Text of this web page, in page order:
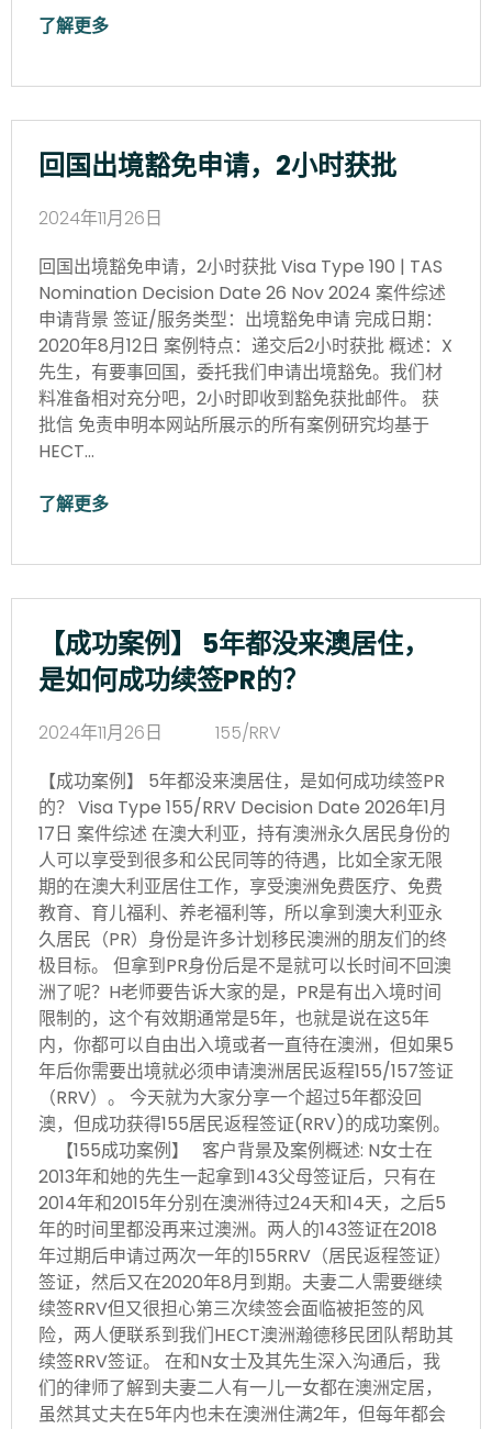
了解更多
回国出境豁免申请，2小时获批
2024年11月26日
回国出境豁免申请，2小时获批 Visa Type 190 | TAS
Nomination Decision Date 26 Nov 2024 案件综述
申请背景 签证/服务类型：出境豁免申请 完成日期：
2020年8月12日 案例特点：递交后2小时获批 概述：X
先生，有要事回国，委托我们申请出境豁免。我们材
料准备相对充分吧，2小时即收到豁免获批邮件。 获
批信 免责申明本网站所展示的所有案例研究均基于
HECT…
了解更多
【成功案例】 5年都没来澳居住，
是如何成功续签PR的？
2024年11月26日
155/RRV
【成功案例】 5年都没来澳居住，是如何成功续签PR
的？ Visa Type 155/RRV Decision Date 2026年1月
17日 案件综述 在澳大利亚，持有澳洲永久居民身份的
人可以享受到很多和公民同等的待遇，比如全家无限
期的在澳大利亚居住工作，享受澳洲免费医疗、免费
教育、育儿福利、养老福利等，所以拿到澳大利亚永
久居民（PR）身份是许多计划移民澳洲的朋友们的终
极目标。 但拿到PR身份后是不是就可以长时间不回澳
洲了呢？H老师要告诉大家的是，PR是有出入境时间
限制的，这个有效期通常是5年，也就是说在这5年
内，你都可以自由出入境或者一直待在澳洲，但如果5
年后你需要出境就必须申请澳洲居民返程155/157签证
（RRV）。 今天就为大家分享一个超过5年都没回
澳，但成功获得155居民返程签证(RRV)的成功案例。
【155成功案例】 客户背景及案例概述: N女士在
2013年和她的先生一起拿到143父母签证后，只有在
2014年和2015年分别在澳洲待过24天和14天，之后5
年的时间里都没再来过澳洲。两人的143签证在2018
年过期后申请过两次一年的155RRV（居民返程签证）
签证，然后又在2020年8月到期。夫妻二人需要继续
续签RRV但又很担心第三次续签会面临被拒签的风
险，两人便联系到我们HECT澳洲瀚德移民团队帮助其
续签RRV签证。 在和N女士及其先生深入沟通后，我
们的律师了解到夫妻二人有一儿一女都在澳洲定居，
虽然其丈夫在5年内也未在澳洲住满2年，但每年都会